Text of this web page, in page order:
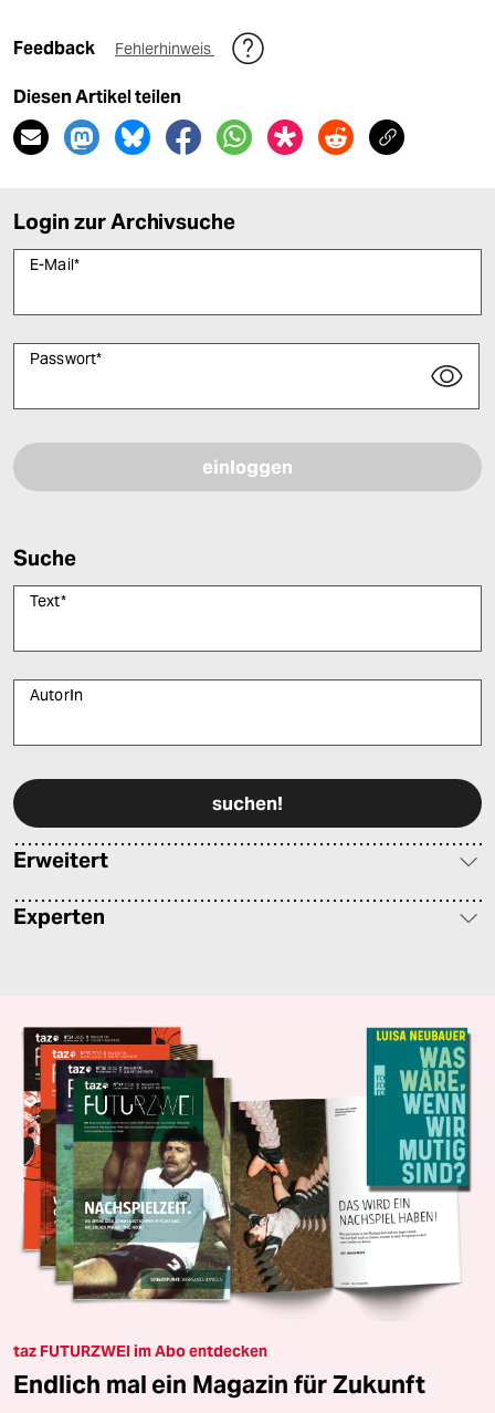
Feedback Fehlerhinweis
Diesen Artikel teilen
Login zur Archivsuche
E-Mail*
Passwort*
Suche
Text*
AutorIn
Erweitert
Experten
taz FUTURZWEI im Abo entdecken
Endlich mal ein Magazin für Zukunft